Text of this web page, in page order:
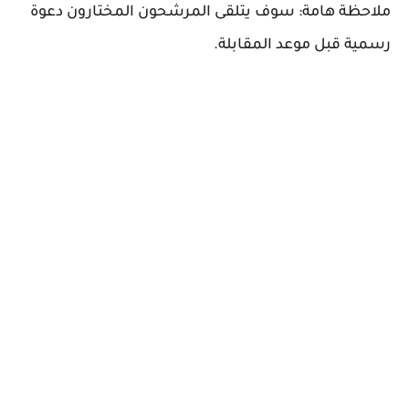
ملاحظة هامة: سوف يتلقى المرشحون المختارون دعوة
رسمية قبل موعد المقابلة.